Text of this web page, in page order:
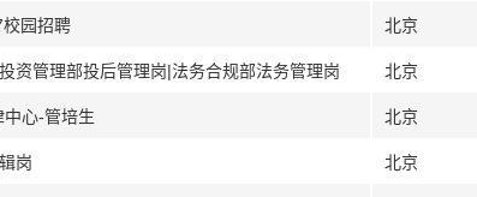
园招聘 北京
资管理部投后管理岗|法务合规部法务管理岗 北京
心-管培生 北京
岗 北京